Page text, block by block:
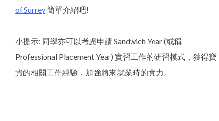
of Surrey簡單介紹吧!
小提示: 同學亦可以考慮申請 Sandwich Year (或稱
Professional Placement Year) 實習工作的研習模式，獲得寶
貴的相關工作經驗，加強將來就業時的實力。